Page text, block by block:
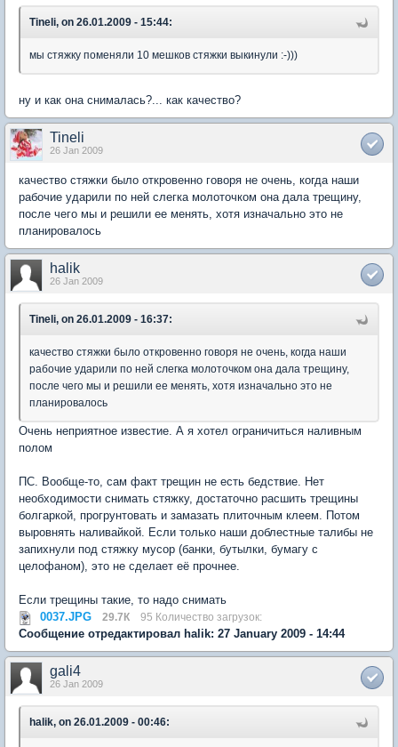
Tineli, on 26.01.2009 - 15:44:
мы стяжку поменяли 10 мешков стяжки выкинули :-)))
ну и как она снималась?... как качество?
Tineli
26 Jan 2009
качество стяжки было откровенно говоря не очень, когда наши
рабочие ударили по ней слегка молоточком она дала трещину,
после чего мы и решили ее менять, хотя изначально это не
планировалось
halik
26 Jan 2009
Tineli, on 26.01.2009 - 16:37:
качество стяжки было откровенно говоря не очень, когда наши
рабочие ударили по ней слегка молоточком она дала трещину,
после чего мы и решили ее менять, хотя изначально это не
планировалось
Очень неприятное известие. А я хотел ограничиться наливным
полом
ПС. Вообще-то, сам факт трещин не есть бедствие. Нет
необходимости снимать стяжку, достаточно расшить трещины
болгаркой, прогрунтовать и замазать плиточным клеем. Потом
выровнять наливайкой. Если только наши доблестные талибы не
запихнули под стяжку мусор (банки, бутылки, бумагу с
целофаном), это не сделает её прочнее.
Если трещины такие, то надо снимать
0037.JPG
29.7К 95 Количество загрузок:
Сообщение отредактировал halik: 27 January 2009 - 14:44
gali4
26 Jan 2009
halik, on 26.01.2009 - 00:46: